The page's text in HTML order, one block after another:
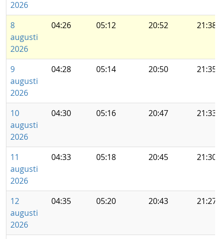
2026
8
augusti
2026
04:26 05:12 20:52 21:38
9
augusti
2026
04:28 05:14 20:50 21:35
10
augusti
2026
04:30 05:16 20:47 21:33
11
augusti
2026
04:33 05:18 20:45 21:30
12
augusti
2026
04:35 05:20 20:43 21:27